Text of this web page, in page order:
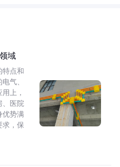
域
特点和
气、
上，
、医院
优势满
求，保